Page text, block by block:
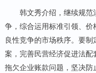
韩文秀介绍，继续规范
争，综合运用标准引领、价
良性竞争的市场秩序。要
案，完善民营经济促进法
拖欠企业账款问题，坚决防